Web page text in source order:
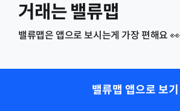
거래는 밸류맵
밸류맵은 앱으로 보시는게 가장 편해요 👀
밸류맵 앱으로 보기